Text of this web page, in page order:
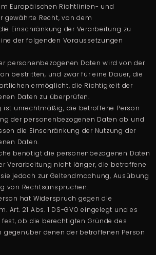
Europäischen Richtlinien- und
gewährte Recht, von dem
Einschränkung der Verarbeitung zu
der folgenden Voraussetzungen
personenbezogenen Daten wird von der
bestritten, und zwar für eine Dauer, die
ermöglicht, die Richtigkeit der
Daten zu überprüfen.
ist unrechtmäßig, die betroffene Person
der personenbezogenen Daten ab und
die Einschränkung der Nutzung der
Daten.
benötigt die personenbezogenen Daten
Verarbeitung nicht länger, die betroffene
jedoch zur Geltendmachung, Ausübung
von Rechtsansprüchen.
hat Widerspruch gegen die
Art. 21 Abs. 1 DS-GVO eingelegt und es
ob die berechtigten Gründe des
gegenüber denen der betroffenen Person